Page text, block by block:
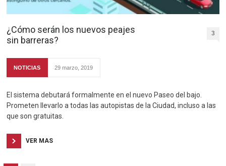
¿Cómo serán los nuevos peajes
sin barreras?
3
NOTICIAS 29 marzo, 2019
El sistema debutará formalmente en el nuevo Paseo del bajo.
Prometen llevarlo a todas las autopistas de la Ciudad, incluso a las
que son gratuitas.
VER MAS